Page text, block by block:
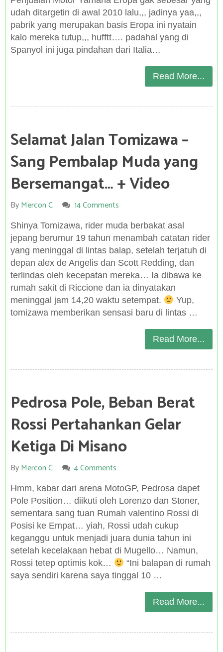
udah ditargetin di awal 2010 lalu,,, jadinya yaa,,,
pabrik yang merupakan basis Eropa ini nyatain
kalo mereka tutup,,, hufftt…. padahal yang di
Spanyol ini juga pindahan dari Italia…
Read More...
Selamat Jalan Tomizawa –
Sang Pembalap Muda yang
Bersemangat… + Video
ByMercon C 14 Comments
Shinya Tomizawa, rider muda berbakat asal
jepang berumur 19 tahun menambah catatan rider
yang meninggal di lintas balap, setelah terjatuh di
depan alex de Angelis dan Scott Redding, dan
terlindas oleh kecepatan mereka… Ia dibawa ke
rumah sakit di Riccione dan ia dinyatakan
meninggal jam 14,20 waktu setempat.
Yup,
tomizawa memberikan sensasi baru di lintas …
Read More...
Pedrosa Pole, Beban Berat
Rossi Pertahankan Gelar
Ketiga Di Misano
ByMercon C 4 Comments
Hmm, kabar dari arena MotoGP, Pedrosa dapet
Pole Position… diikuti oleh Lorenzo dan Stoner,
sementara sang tuan Rumah valentino Rossi di
Posisi ke Empat… yiah, Rossi udah cukup
keganggu untuk menjadi juara dunia tahun ini
setelah kecelakaan hebat di Mugello… Namun,
Rossi tetep optimis kok…
“Ini balapan di rumah
saya sendiri karena saya tinggal 10 …
Read More...